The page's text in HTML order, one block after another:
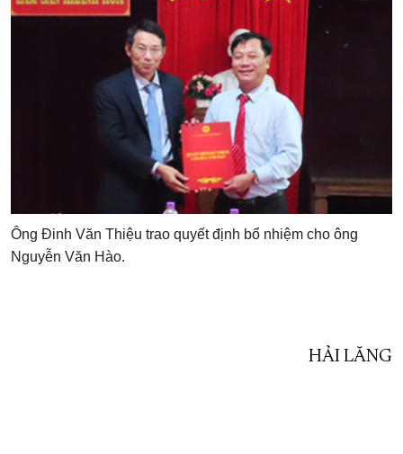
Ông Đinh Văn Thiệu trao quyết định bổ nhiệm cho ông
Nguyễn Văn Hào.
HẢI LĂNG